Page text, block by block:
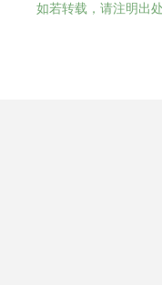
如若转载，请注明出